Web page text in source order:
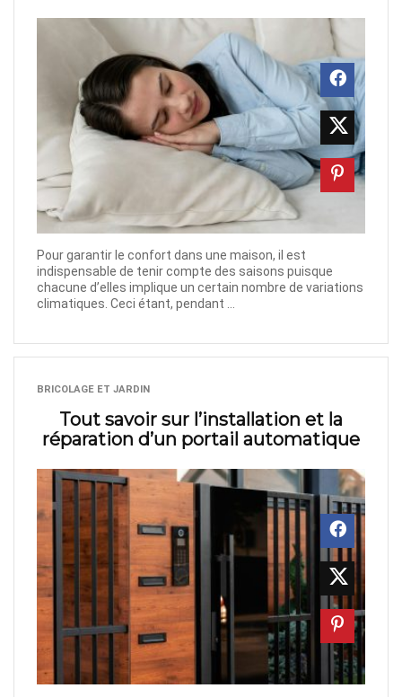
Pour garantir le confort dans une maison, il est
indispensable de tenir compte des saisons puisque
chacune d’elles implique un certain nombre de variations
climatiques. Ceci étant, pendant ...
BRICOLAGE ET JARDIN
Tout savoir sur l’installation et la
réparation d’un portail automatique